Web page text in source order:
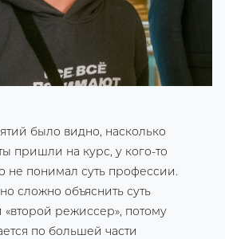
было видно, насколько
пришли на курс, у кого-то
не понимал суть профессии.
сложно объяснить суть
«второй режиссер», потому
по большей части